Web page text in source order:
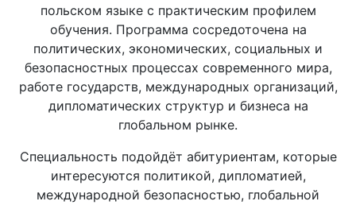
польском языке с практическим профилем
обучения. Программа сосредоточена на
политических, экономических, социальных и
безопасностных процессах современного мира,
работе государств, международных организаций,
дипломатических структур и бизнеса на
глобальном рынке.
Специальность подойдёт абитуриентам, которые
интересуются политикой, дипломатией,
международной безопасностью, глобальной